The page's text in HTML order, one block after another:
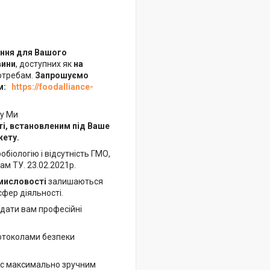
для Вашого
, доступних як на
Запрошуємо
https://foodalliance-
Ми
встановленим під Ваше
і відсутність ГМО,
ТУ. 23.02.2021р.
залишаються
діяльності.
вам професійні
безпеки
максимально зручним